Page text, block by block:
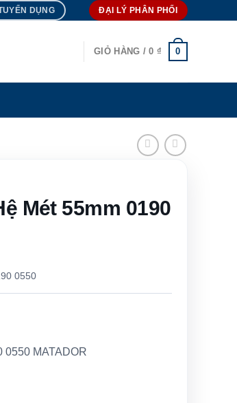
DỤNG ĐẠI LÝ PHÂN PHỐI
GIỎ HÀNG /0 ₫ 0
Mét 55mm 0190
0550
0550 MATADOR